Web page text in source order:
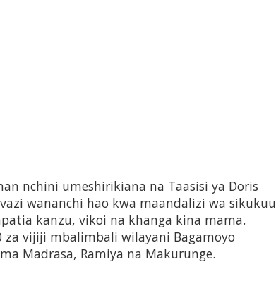
nchini umeshirikiana na Taasisi ya Doris
wananchi hao kwa maandalizi wa sikukuu
kanzu, vikoi na khanga kina mama.
za vijiji mbalimbali wilayani Bagamoyo
Madrasa, Ramiya na Makurunge.